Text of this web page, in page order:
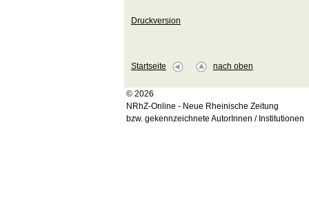
Druckversion
Startseite nach oben
© 2026
NRhZ-Online - Neue Rheinische Zeitung
bzw. gekennzeichnete AutorInnen / Institutionen